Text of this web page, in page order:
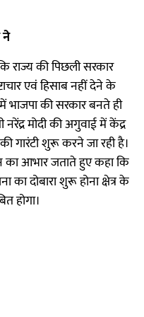
ने
राज्य की पिछली सरकार
एवं हिसाब नहीं देने के
भाजपा की सरकार बनते ही
मोदी की अगुवाई में केंद्र
गारंटी शुरू करने जा रही है।
का आभार जताते हुए कहा कि
दोबारा शुरू होना क्षेत्र के
होगा।